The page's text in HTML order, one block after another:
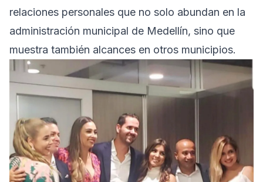
relaciones personales que no solo abundan en la
administración municipal de Medellín, sino que
muestra también alcances en otros municipios.